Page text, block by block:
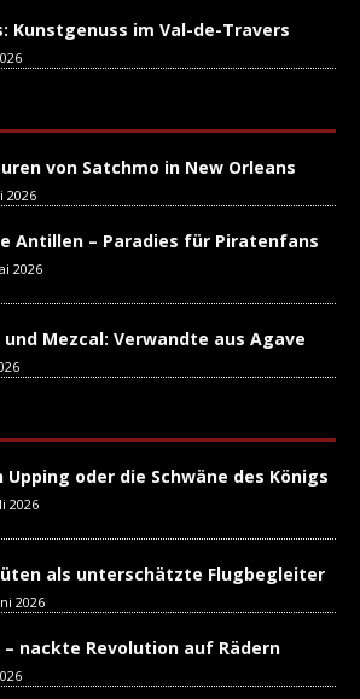
Kunstgenuss im Val-de-Travers
von Satchmo in New Orleans
2026
Antillen – Paradies für Piratenfans
2026
Mezcal: Verwandte aus Agave
Upping oder die Schwäne des Königs
2026
als unterschätzte Flugbegleiter
2026
– nackte Revolution auf Rädern